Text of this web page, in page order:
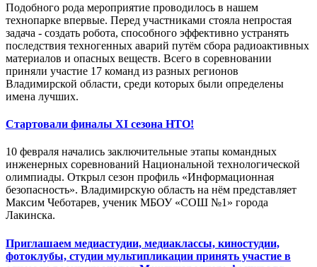
Подобного рода мероприятие проводилось в нашем
технопарке впервые. Перед участниками стояла непростая
задача - создать робота, способного эффективно устранять
последствия техногенных аварий путём сбора радиоактивных
материалов и опасных веществ. Всего в соревновании
приняли участие 17 команд из разных регионов
Владимирской области, среди которых были определены
имена лучших.
Стартовали финалы XI сезона НТО!
10 февраля начались заключительные этапы командных
инженерных соревнований Национальной технологической
олимпиады. Открыл сезон профиль «Информационная
безопасность». Владимирскую область на нём представляет
Максим Чеботарев, ученик МБОУ «СОШ №1» города
Лакинска.
Приглашаем медиастудии, медиаклассы, киностудии,
фотоклубы, студии мультипликации принять участие в